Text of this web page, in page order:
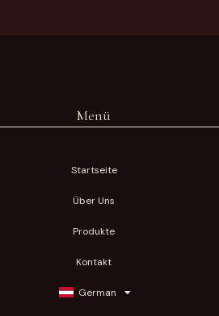
Menü
Startseite
Über Uns
Produkte
Kontakt
German